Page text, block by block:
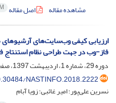
مشاهده مقاله
اصل مقاله
ارزیابی کیفی وب‌سایت‌های
فاز-وب در جهت طراحی نظام استنتاج
دوره 29، شماره 1، اردیبهشت 1397، صفحه
NASTINFO.2018.2222
نسرین علی‌پور؛ امیر غائبی؛ زویا آبام